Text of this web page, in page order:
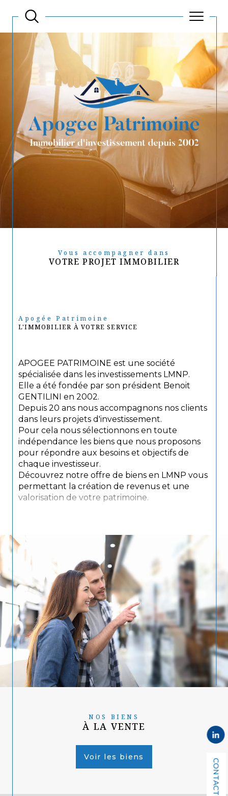
CONTACT
Vous accompagner dans
VOTRE PROJET IMMOBILIER
Apogée Patrimoine
L'IMMOBILIER À VOTRE SERVICE
APOGEE PATRIMOINE est une société
spécialisée dans les investissements LMNP.
Elle a été fondée par son président Benoit
GENTILINI en 2002.
Depuis 20 ans nous accompagnons nos clients
dans leurs projets d'investissement.
Pour cela nous sélectionnons en toute
indépendance les biens que nous proposons
pour répondre aux besoins et objectifs de
chaque investisseur.
Découvrez notre offre de biens en LMNP vous
permettant la création de revenus et une
valorisation de votre patrimoine.
NOS BIENS
À LA VENTE
Voir les biens